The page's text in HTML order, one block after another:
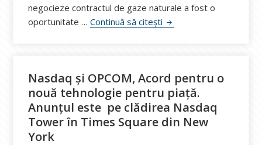
negocieze contractul de gaze naturale a fost o
oportunitate …Continuă să citești Caravana Preț Corect
Nasdaq și OPCOM, Acord pentru o
nouă tehnologie pentru piață.
Anunțul este pe clădirea Nasdaq
Tower în Times Square din New
York